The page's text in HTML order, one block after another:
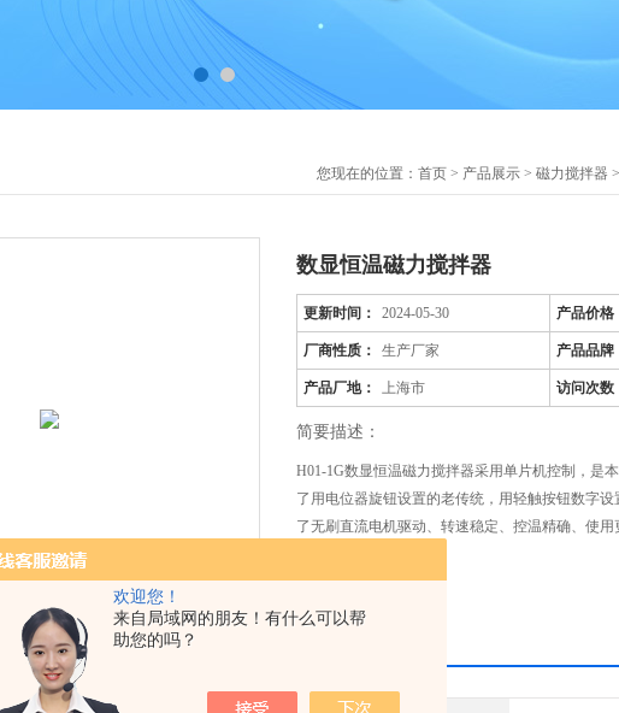
欢迎您！
来自局域网的朋友！有什么可以帮
助您的吗？
您现在的位置： 首页 > 产品展示 > 磁力搅拌器
数显恒温磁力搅拌器
更新时间： 2024-05-30 产品价格
厂商性质： 生产厂家 产品品牌
产品厂地： 上海市 访问次数
简要描述：
H01-1G数显恒温磁力搅拌器采用单片机控制，是
了用电位器旋钮设置的老传统，用轻触按钮数字
了无刷直流电机驱动、转速稳定、控温精确、使用
相关产品 留言询价